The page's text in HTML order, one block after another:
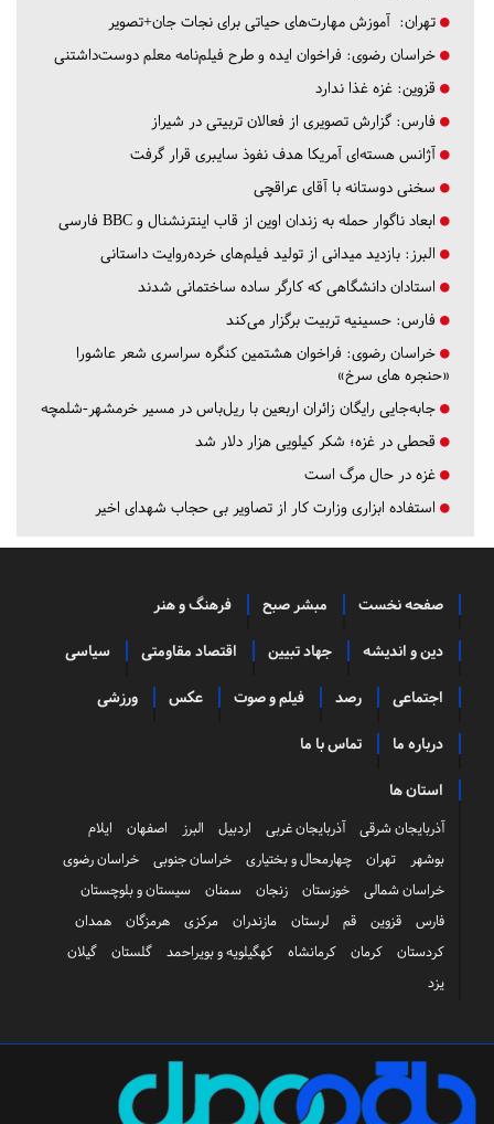
تهران: آموزش مهارت‌های حیاتی برای نجات جان+تصویر
خراسان رضوی: فراخوان ایده و طرح فیلم‌نامه معلم دوست‌داشتنی
قزوین: غزه غذا ندارد
فارس: گزارش تصویری از فعالان تربیتی در شیراز
آژانس هسته‌ای آمریکا هدف نفوذ سایبری قرار گرفت
سخنی دوستانه با آقای عراقچی
ابعاد ناگوار حمله به زندان اوین از قاب اینترنشنال و BBC فارسی
البرز: بازدید میدانی از تولید فیلم‌های خرده‌روایت داستانی
استادان دانشگاهی که کارگر ساده ساختمانی شدند
فارس: حسینیه تربیت برگزار می‌کند
خراسان رضوی: فراخوان هشتمین کنگره سراسری شعر عاشورا
«حنجره های سرخ»
جابه‌جایی رایگان زائران اربعین با ریل‌باس در مسیر خرمشهر-شلمچه
قحطی در غزه؛ شکر کیلویی هزار دلار شد
غزه در حال مرگ است
استفاده ابزاری وزارت کار از تصاویر بی حجاب شهدای اخیر
صفحه نخست مبشر صبح فرهنگ و هنر
دین و اندیشه جهاد تبیین اقتصاد مقاومتی سیاسی
اجتماعی رصد فیلم و صوت عکس ورزشی
درباره ما تماس با ما
استان ها
آذربایجان شرقی آذربایجان غربی اردبیل البرز اصفهان
ایلام
بوشهر
تهران چهارمحال و بختیاری خراسان جنوبی
خراسان رضوی
خراسان شمالی
خوزستان زنجان سمنان
سیستان و بلوچستان
فارس
قزوین قم لرستان مازندران مرکزی هرمزگان
همدان
کردستان
کرمان کرمانشاه کهگیلویه و بویراحمد گلستان
گیلان
یزد